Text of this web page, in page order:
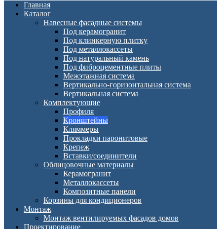
Главная
Каталог
Навесные фасадные системы
Под керамогранит
Под клинкерную плитку
Под металлокассеты
Под натуральный камень
Под фиброцементные плиты
Межэтажная система
Вертикально-горизонтальная система
Вертикальная система
Комплектующие
Профиля
Кронштейны
Кляммеры
Прокладки паронитовые
Крепеж
Вставки/соединители
Облицовочные материалы
Керамогранит
Металлокассеты
Композитные панели
Корзины для кондиционеров
Монтаж
Монтаж вентилируемых фасадов домов
Проектирование